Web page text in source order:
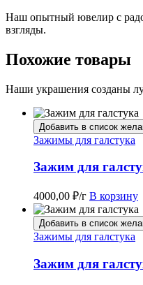
Наш опытный ювелир с
взгляды.
Похожие товары
Наши украшения созданы
Добавить в список
Зажимы для галстука
Зажим для
4000,00 ₽/г В корзину
Добавить в список
Зажимы для галстука
Зажим для